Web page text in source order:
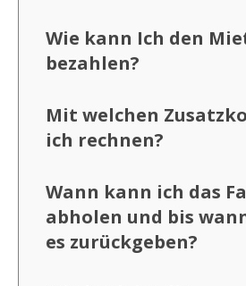
Wie kann Ich den
bezahlen?
Mit welchen
ich rechnen?
Wann kann ich das
abholen und bis
es zurückgeben?